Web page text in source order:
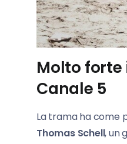
Molto
Canale 5
La trama ha come
Thomas Schell, un